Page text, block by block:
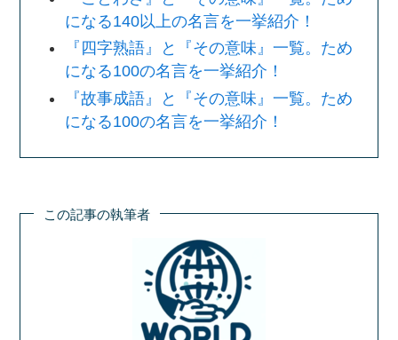
になる140以上の名言を一挙紹介！
『四字熟語』と『その意味』一覧。ため
になる100の名言を一挙紹介！
『故事成語』と『その意味』一覧。ため
になる100の名言を一挙紹介！
この記事の執筆者